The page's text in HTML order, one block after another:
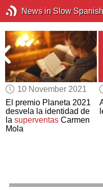
News in Slow Spanish
10 November 2021
El premio Planeta 2021
desvela la identidad de
lasuperventas Carmen
Mola